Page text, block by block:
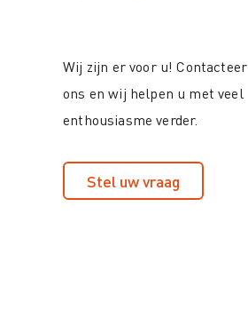
Wij zijn er voor u! Contacteer
ons en wij helpen u met veel
enthousiasme verder.
Stel uw vraag